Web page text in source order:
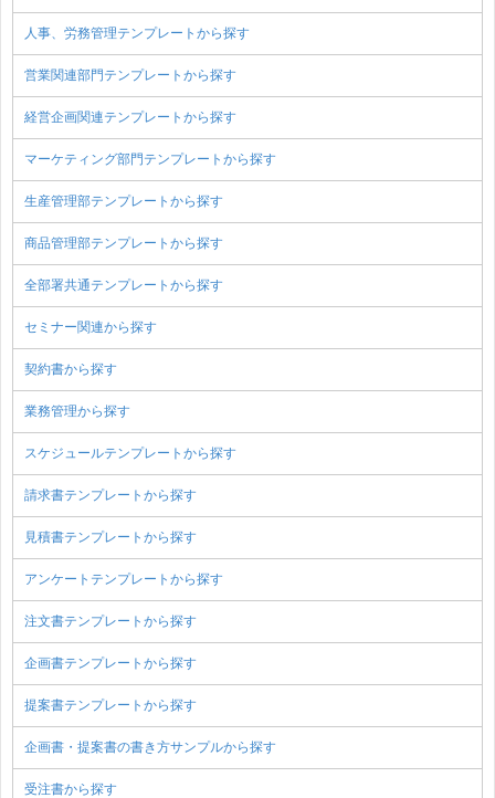
人事、労務管理テンプレートから探す
営業関連部門テンプレートから探す
経営企画関連テンプレートから探す
マーケティング部門テンプレートから探す
生産管理部テンプレートから探す
商品管理部テンプレートから探す
全部署共通テンプレートから探す
セミナー関連から探す
契約書から探す
業務管理から探す
スケジュールテンプレートから探す
請求書テンプレートから探す
見積書テンプレートから探す
アンケートテンプレートから探す
注文書テンプレートから探す
企画書テンプレートから探す
提案書テンプレートから探す
企画書・提案書の書き方サンプルから探す
受注書から探す